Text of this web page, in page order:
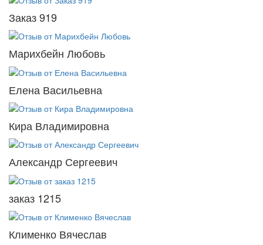
Заказ 919
Марихбейн Любовь
Елена Васильевна
Кира Владимировна
Александр Сергеевич
заказ 1215
Клименко Вячеслав